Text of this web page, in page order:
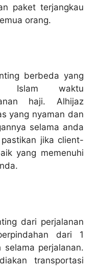
paket terjangkau
orang.
berbeda yang
Islam waktu
haji. Alhijaz
yang nyaman dan
selama anda
jika client-
yang memenuhi
dari perjalanan
dari 1
perjalanan.
transportasi